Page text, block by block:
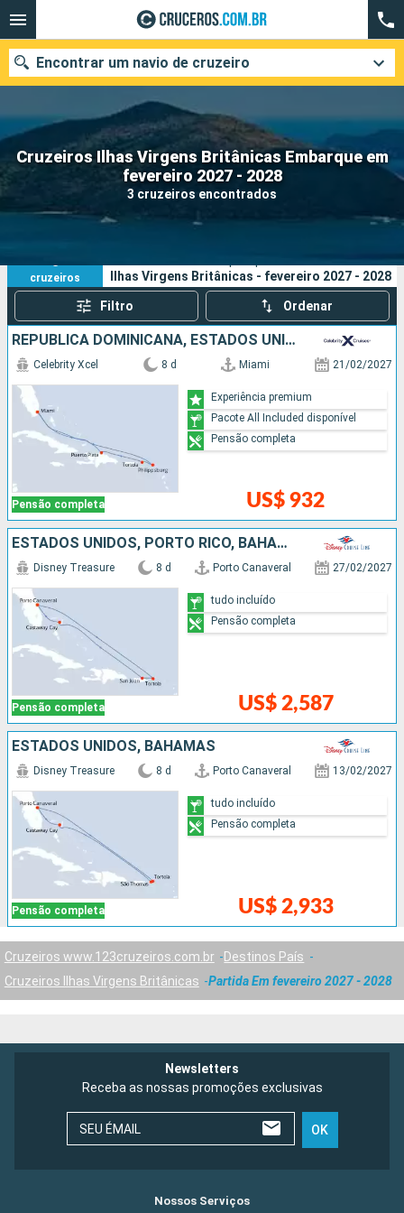
Cruzeiros Ilhas Virgens Britânicas Embarque em
fevereiro 2027 - 2028
3 cruzeiros encontrados
Encontrar um navio de cruzeiro
Quando ir?
Data de partida
Pesquisar
3
cruzeiros
Ilhas Virgens Britânicas - fevereiro 2027 - 2028
Filtro Ordenar
REPUBLICA DOMINICANA, ESTADOS UNIDOS
Pensão completa
Celebrity Xcel 8 d Miami 21/02/2027
US$ 932
Experiência premium
Pacote All Included disponível
Pensão completa
ESTADOS UNIDOS, PORTO RICO, BAHAMAS
Pensão completa
Disney Treasure 8 d Porto Canaveral 27/02/2027
US$ 2,587
tudo incluído
Pensão completa
ESTADOS UNIDOS, BAHAMAS
Pensão completa
Disney Treasure 8 d Porto Canaveral 13/02/2027
US$ 2,933
tudo incluído
Pensão completa
Cruzeiros www.123cruzeiros.com.br
Destinos País
Cruzeiros Ilhas Virgens Britânicas
Partida Em fevereiro 2027 - 2028
Newsletters
Receba as nossas promoções exclusivas
SEU ÉMAIL OK
Nossos Serviços